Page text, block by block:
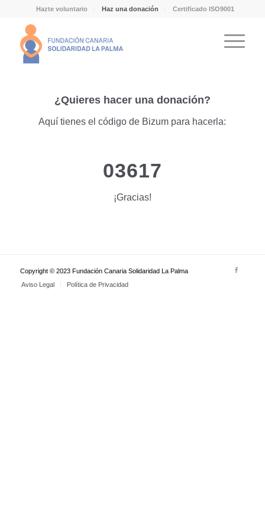
Hazte voluntario Haz una donación Certificado ISO9001
¿Quieres hacer una donación?
Aquí tienes el código de Bizum para hacerla:
03617
¡Gracias!
Copyright © 2023 Fundación Canaria Solidaridad La Palma
Aviso Legal
Política de Privacidad